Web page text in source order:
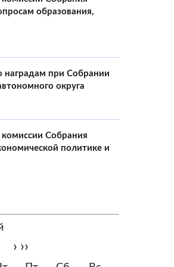
образования,
наградам при Собрании
округа
Собрания
политике и
› ››